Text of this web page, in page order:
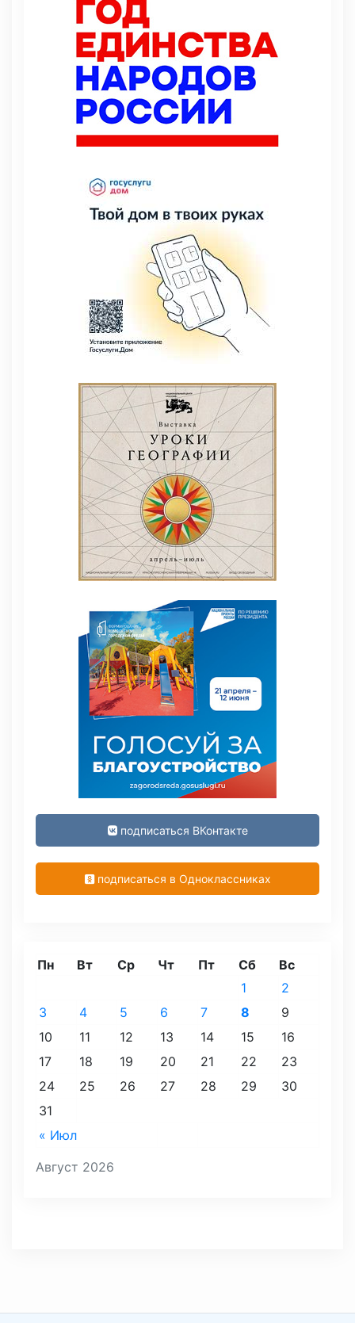
подписаться ВКонтакте
подписаться в Одноклассниках
Август 2026
Пн Вт Ср Чт Пт Сб Вс
« Июл
1
2
3
4 5 6 7 8
9
10
11 12 13 14 15
16
17
18 19 20 21 22
23
24
25 26 27 28 29
30
31